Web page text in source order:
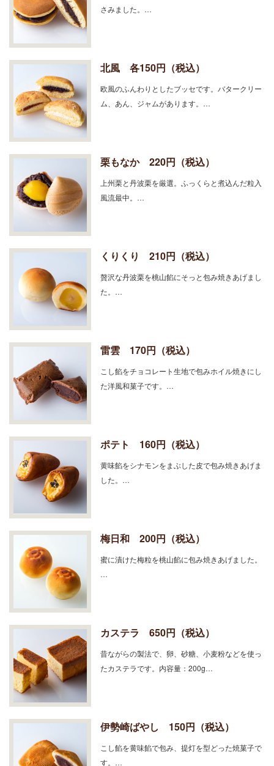
さみました。…
北風 各150円（税込）
欧風のふんわりとしたブッセです。バタークリー
ム、あん、ジャムがあります。…
栗もなか 220円（税込）
上州栗と丹波栗を厳選。ふっくらと煮込んだ粒入
風流最中。…
くりくり 210円（税込）
贅沢な丹波栗を桃山餡にそっと包み焼きあげまし
た。…
雷雲 170円（税込）
こし餡をチョコレート生地で包みホイル焼きにし
た洋風和菓子です。…
ポテト 160円（税込）
黄味餡をシナモンをまぶした皮で包み焼きあげま
した。…
梅日和 200円（税込）
蜜に漬けた梅粒を桃山餡に包み焼きあげました。
…
カステラ 650円（税込）
昔ながらの製法で、卵、砂糖、小麦粉などを使っ
たカステラです。内容量：200g…
伊勢崎ばやし 150円（税込）
こし餡を黄味餡で包み、提灯を型どった焼菓子で
す。…